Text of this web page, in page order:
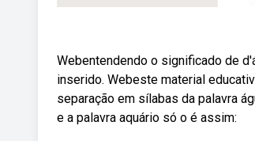
Webentendendo o significado de
inserido. Webeste material
separação em sílabas da palavra
e a palavra aquário só o é assim: